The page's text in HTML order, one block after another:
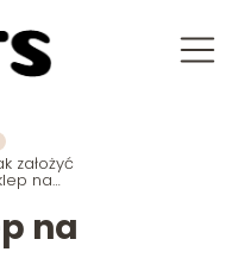
założyć
na
na